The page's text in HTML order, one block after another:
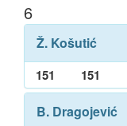
6
Ž. Košutić
151 151
B. Dragojević